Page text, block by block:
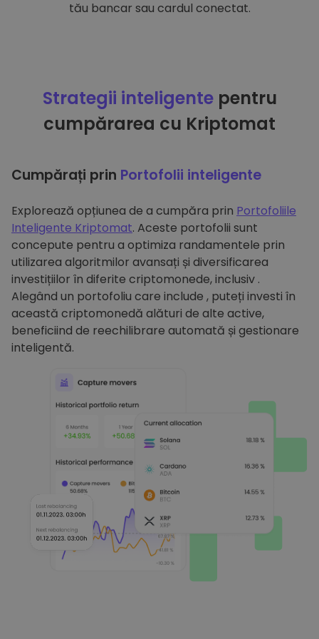
tău bancar sau cardul conectat.
Strategii inteligentepentru
cumpărarea cu Kriptomat
Cumpărați prin Portofolii inteligente
Explorează opțiunea de a cumpăra prin Portofoliile
Inteligente Kriptomat. Aceste portofolii sunt
concepute pentru a optimiza randamentele prin
utilizarea algoritmilor avansați și diversificarea
investițiilor în diferite criptomonede, inclusiv .
Alegând un portofoliu care include , puteți investi în
această criptomonedă alături de alte active,
beneficiind de reechilibrare automată și gestionare
inteligentă.